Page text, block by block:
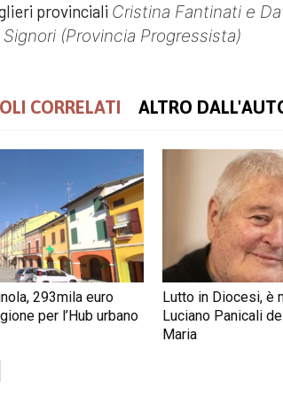
provinciali Cristina Fantinati e
(Provincia Progressista)
CORRELATI ALTRO
293mila euro
per l’Hub urbano
Lutto in Diocesi, è
Luciano Panicali
Maria